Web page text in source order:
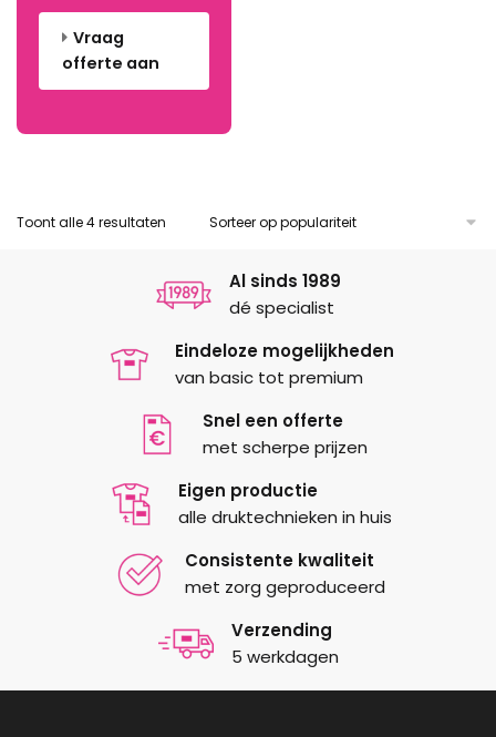
productpagina
Vraag
offerte aan
Toont alle 4 resultaten Gesorteerd
Al sinds 1989
dé specialist
Eindeloze mogelijkheden
van basic tot premium
Snel een offerte
met scherpe prijzen
Eigen productie
alle druktechnieken in huis
Consistente kwaliteit
met zorg geproduceerd
Verzending
5 werkdagen